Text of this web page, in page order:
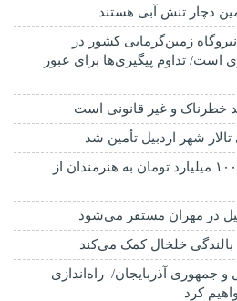
زمین‌گرمایی کشور در
است/ تداوم پیگیری‌ها برای عبور
خطرناک و غیر قانونی است
پرداخت ماهانه بیش از ۱۰۰ میلیارد تومان به هنرمندان از
بالندگی خلخال کمک می‌کند
جمهوری آذربایجان/ راه‌اندازی
کرد